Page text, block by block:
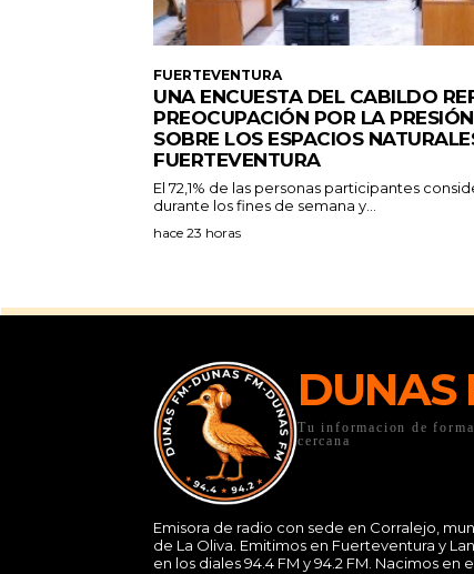
FUERTEVENTURA
UNA ENCUESTA DEL CABILDO
PREOCUPACIÓN POR LA PRESIÓN
SOBRE LOS ESPACIOS
FUERTEVENTURA
El 72,1% de las personas participantes
durante los fines de semana y...
hace 23 horas